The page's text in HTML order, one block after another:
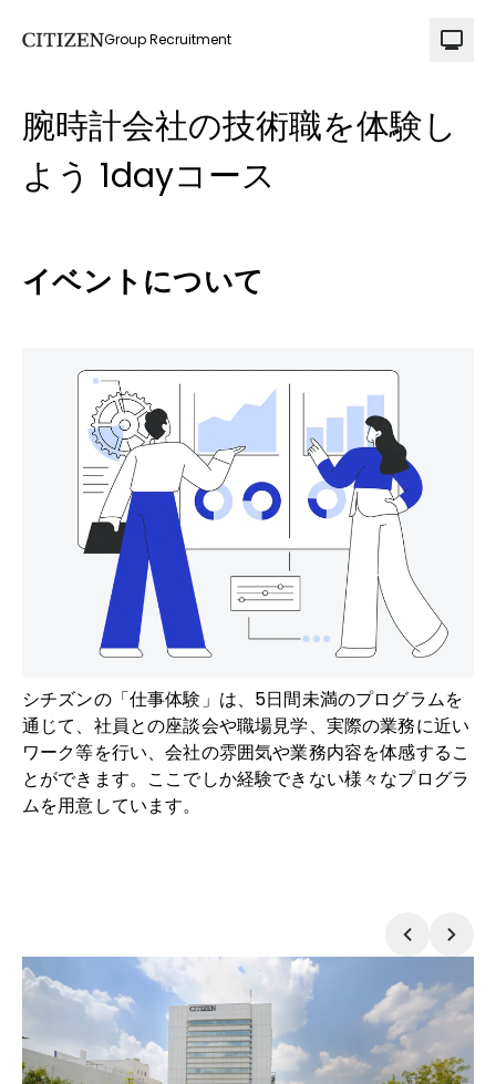
Group Recruitment
腕時計会社の技術職を体験し
よう 1dayコース
イベントについて
シチズンの「仕事体験」は、5日間未満のプログラムを
通じて、社員との座談会や職場見学、実際の業務に近い
ワーク等を行い、会社の雰囲気や業務内容を体感するこ
とができます。ここでしか経験できない様々なプログラ
ムを用意しています。